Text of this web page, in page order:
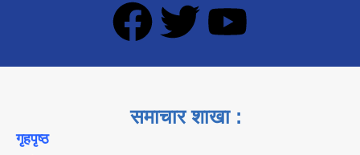
समाचार शाखा :
गृहपृष्ठ